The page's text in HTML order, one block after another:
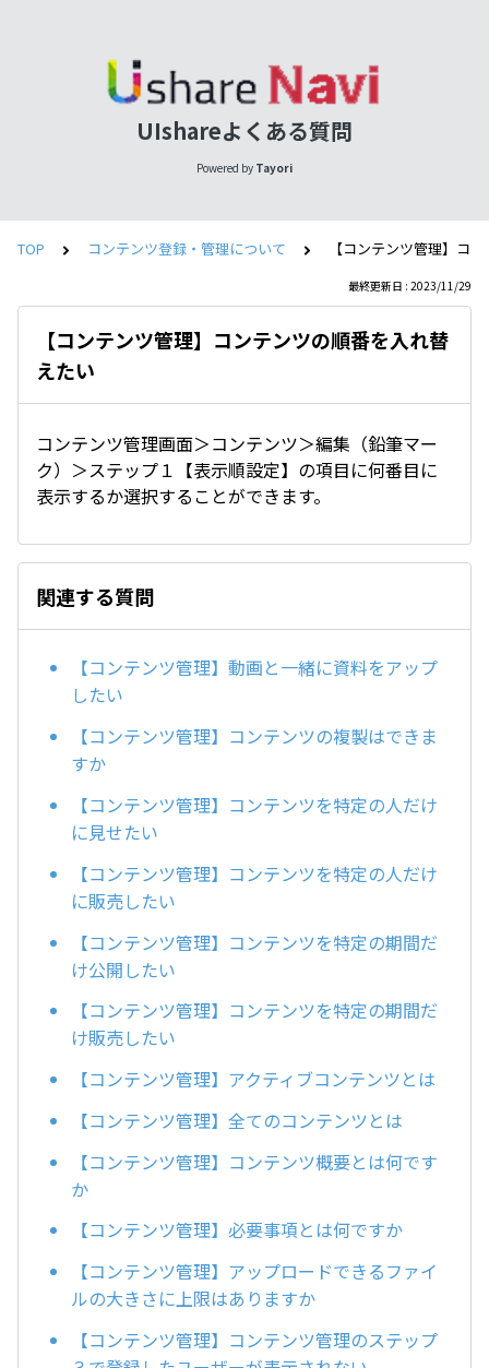
UIshareよくある質問
Powered by Tayori
TOP コンテンツ登録・管理について 【コンテンツ管理】コ
最終更新日 : 2023/11/29
【コンテンツ管理】コンテンツの順番を入れ替
えたい
コンテンツ管理画面＞コンテンツ＞編集（鉛筆マー
ク）＞ステップ１【表示順設定】の項目に何番目に
表示するか選択することができます。
関連する質問
【コンテンツ管理】動画と一緒に資料をアップ
したい
【コンテンツ管理】コンテンツの複製はできま
すか
【コンテンツ管理】コンテンツを特定の人だけ
に見せたい
【コンテンツ管理】コンテンツを特定の人だけ
に販売したい
【コンテンツ管理】コンテンツを特定の期間だ
け公開したい
【コンテンツ管理】コンテンツを特定の期間だ
け販売したい
【コンテンツ管理】アクティブコンテンツとは
【コンテンツ管理】全てのコンテンツとは
【コンテンツ管理】コンテンツ概要とは何です
か
【コンテンツ管理】必要事項とは何ですか
【コンテンツ管理】アップロードできるファイ
ルの大きさに上限はありますか
【コンテンツ管理】コンテンツ管理のステップ